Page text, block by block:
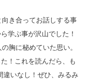
き合ってお話しする事
学ぶ事が沢山でした！
胸に秘めていた思い。
！これを読んだら、も
違いなし！ぜひ、みるみ